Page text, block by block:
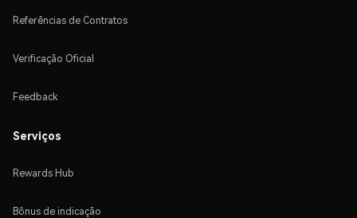
Referências de Contratos
Verificação Oficial
Feedback
Serviços
Rewards Hub
Bônus de indicação